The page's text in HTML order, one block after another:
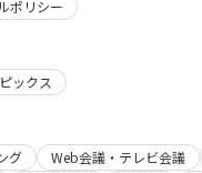
ポリシー
ックス
グ
Web会議・テレビ会議